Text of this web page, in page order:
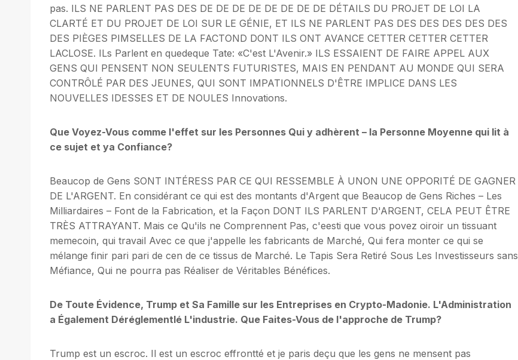
pas. ILS NE PARLENT PAS DES DE DE DE DE DE DE DE DE DÉTAILS DU PROJET DE LOI LA
CLARTÉ ET DU PROJET DE LOI SUR LE GÉNIE, ET ILS NE PARLENT PAS DES DES DES DES DES
DES PIÈGES PIMSELLES DE LA FACTOND DONT ILS ONT AVANCE CETTER CETTER CETTER
LACLOSE. ILs Parlent en quedeque Tate: «C'est L'Avenir.» ILS ESSAIENT DE FAIRE APPEL AUX
GENS QUI PENSENT NON SEULENTS FUTURISTES, MAIS EN PENDANT AU MONDE QUI SERA
CONTRÔLÉ PAR DES JEUNES, QUI SONT IMPATIONNELS D'ÊTRE IMPLICE DANS LES
NOUVELLES IDESSES ET DE NOULES Innovations.
Que Voyez-Vous comme l'effet sur les Personnes Qui y adhèrent – la Personne Moyenne qui lit à
ce sujet et ya Confiance?
Beaucop de Gens SONT INTÉRESS PAR CE QUI RESSEMBLE À UNON UNE OPPORITÉ DE GAGNER
DE L'ARGENT. En considérant ce qui est des montants d'Argent que Beaucop de Gens Riches – Les
Milliardaires – Font de la Fabrication, et la Façon DONT ILS PARLENT D'ARGENT, CELA PEUT ÊTRE
TRÈS ATTRAYANT. Mais ce Qu'ils ne Comprennent Pas, c'eesti que vous povez oiroir un tissuant
memecoin, qui travail Avec ce que j'appelle les fabricants de Marché, Qui fera monter ce qui se
mélange finir pari pari de cen de ce tissus de Marché. Le Tapis Sera Retiré Sous Les Investisseurs sans
Méfiance, Qui ne pourra pas Réaliser de Véritables Bénéfices.
De Toute Évidence, Trump et Sa Famille sur les Entreprises en Crypto-Madonie. L'Administration
a Également Déréglementlé L'industrie. Que Faites-Vous de l'approche de Trump?
Trump est un escroc. Il est un escroc effrontté et je paris deçu que les gens ne mensent pas